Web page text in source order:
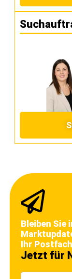
Bleiben Sie
Ihr
Jetzt für